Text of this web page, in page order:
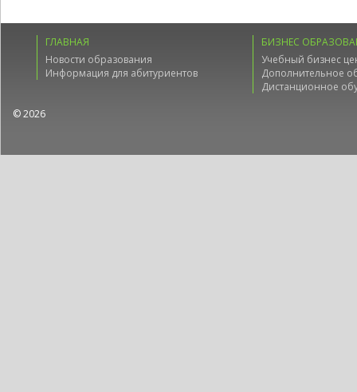
ГЛАВНАЯ
Новости образования
Информация для абитуриентов
БИЗНЕС
Учебный бизнес
Дополнительное
Дистанционное
© 2026